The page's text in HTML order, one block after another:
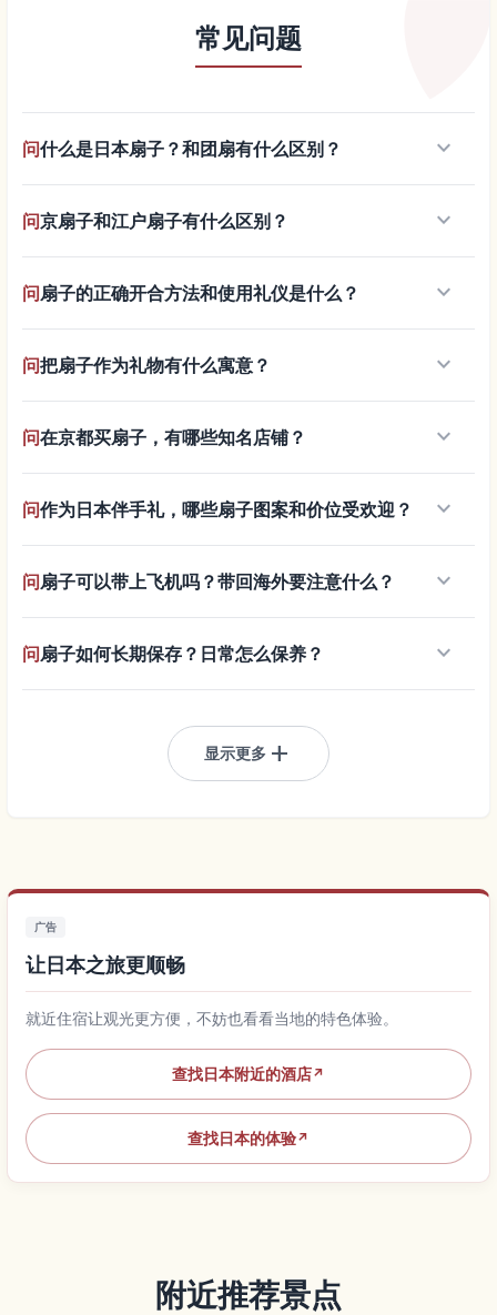
常见问题
问什么是日本扇子？和团扇有什么区别？ keyboard_arrow_down
问京扇子和江户扇子有什么区别？ keyboard_arrow_down
问扇子的正确开合方法和使用礼仪是什么？ keyboard_arrow_down
问把扇子作为礼物有什么寓意？ keyboard_arrow_down
问在京都买扇子，有哪些知名店铺？ keyboard_arrow_down
问作为日本伴手礼，哪些扇子图案和价位受欢迎？ keyboard_arrow_down
问扇子可以带上飞机吗？带回海外要注意什么？ keyboard_arrow_down
问扇子如何长期保存？日常怎么保养？ keyboard_arrow_down
显示更多 add
广告
让日本之旅更顺畅
就近住宿让观光更方便，不妨也看看当地的特色体验。
查找日本附近的酒店↗
查找日本的体验↗
附近推荐景点